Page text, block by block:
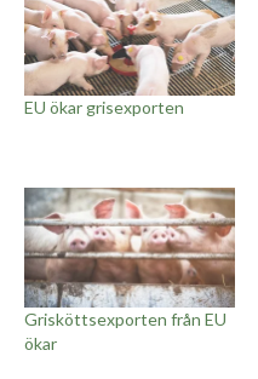
EU ökar grisexporten
Grisköttsexporten från EU
ökar